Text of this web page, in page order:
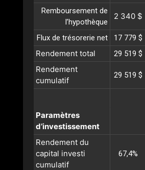
Remboursement de
l’hypothèque
2 340 $
Flux de trésorerie net 17 779 $
Rendement total 29 519 $
Rendement
cumulatif
29 519 $
Paramètres
d’investissement
Rendement du
capital investi
cumulatif
67,4%